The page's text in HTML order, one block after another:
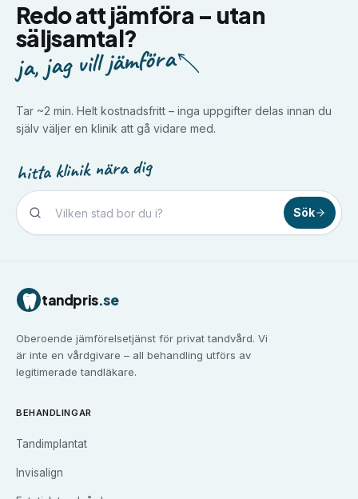
Redo att jämföra – utan
säljsamtal?
ja, jag vill jämföra
Tar ~2 min. Helt kostnadsfritt – inga uppgifter delas innan du
själv väljer en klinik att gå vidare med.
hitta klinik nära dig
Sök
Tandvård i
Tandvård iFalun
Tandvård i Göteborg
Tandvård iHalmstad
Tandvård iHelsingborg
Tandvård iJärfälla
Tandvård i
Tandvård i Kalmar
tandpris.se
Oberoende jämförelsetjänst för privat tandvård. Vi
är inte en vårdgivare – all behandling utförs av
legitimerade tandläkare.
BEHANDLINGAR
Tandimplantat
Invisalign